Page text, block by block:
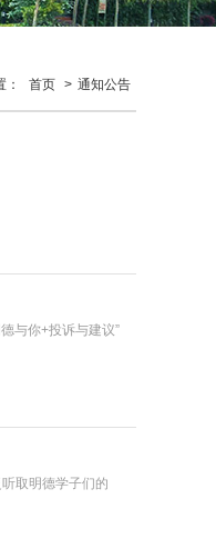
： 首页 > 通知公告
与你+投诉与建议”
取明德学子们的